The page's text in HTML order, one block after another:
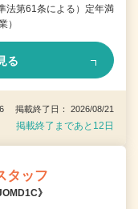
法第61条による）定年満
）
る
掲載終了日： 2026/08/21
掲載終了まであと12日
タッフ
》